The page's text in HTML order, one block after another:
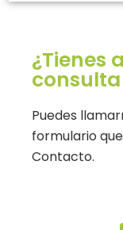
¿Tienes
Puedes
formulario
Contacto.